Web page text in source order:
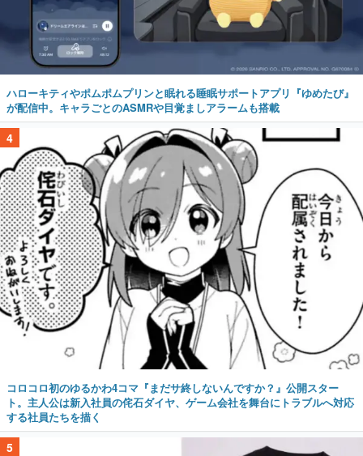
ハローキティやポムポムプリンと眠れる睡眠サポートアプリ『ゆめたび』
が配信中。キャラごとのASMRや目覚ましアラームも搭載
4
コロコロ初のゆるかわ4コマ『まだサ終しないんですか？』公開スター
ト。主人公は新入社員の侘石ダイヤ、ゲーム会社を舞台にトラブルへ対応
する社員たちを描く
5